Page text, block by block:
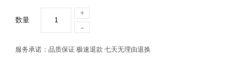
数量
-
+
服务承诺：品质保证 极速退款 七天无理由退换